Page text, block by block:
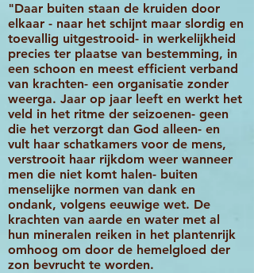
"Daar buiten staan de kruiden door
elkaar - naar het schijnt maar slordig en
toevallig uitgestrooid- in werkelijkheid
precies ter plaatse van bestemming, in
een schoon en meest efficient verband
van krachten- een organisatie zonder
weerga. Jaar op jaar leeft en werkt het
veld in het ritme der seizoenen- geen
die het verzorgt dan God alleen- en
vult haar schatkamers voor de mens,
verstrooit haar rijkdom weer wanneer
men die niet komt halen- buiten
menselijke normen van dank en
ondank, volgens eeuwige wet. De
krachten van aarde en water met al
hun mineralen reiken in het plantenrijk
omhoog om door de hemelgloed der
zon bevrucht te worden.